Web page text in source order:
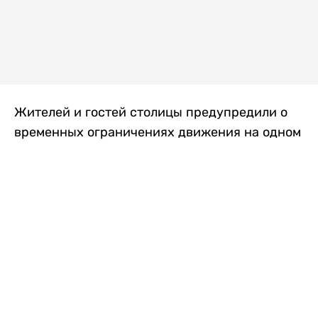
Жителей и гостей столицы предупредили о
временных ограничениях движения на одном